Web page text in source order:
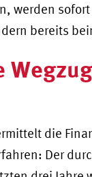
werden
bereits
die
Der